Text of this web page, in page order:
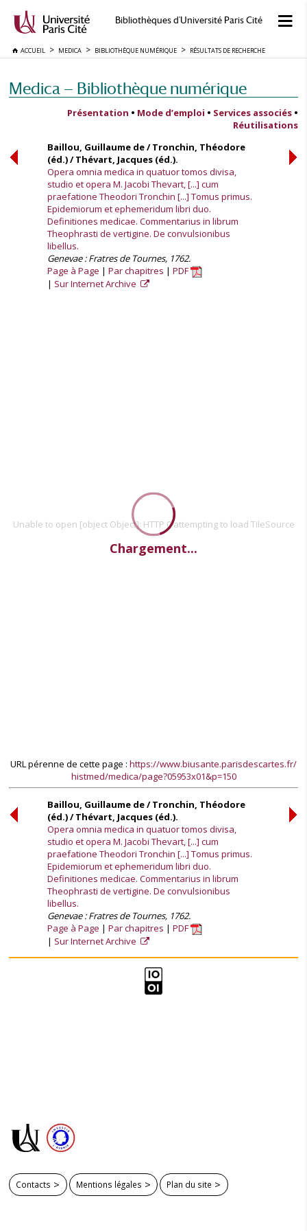
Bibliothèques d'Université Paris Cité
ACCUEIL MEDICA BIBLIOTHÈQUE NUMÉRIQUE RÉSULTATS DE RECHERCHE
Medica — Bibliothèque numérique
Présentation • Mode d’emploi • Services associés •
Réutilisations
Baillou, Guillaume de / Tronchin, Théodore
(éd.) / Thévart, Jacques (éd.).
Opera omnia medica in quatuor tomos divisa,
studio et opera M. Jacobi Thevart, [...] cum
praefatione Theodori Tronchin [...] Tomus primus.
Epidemiorum et ephemeridum libri duo.
Definitiones medicae. Commentarius in librum
Theophrasti de vertigine. De convulsionibus
libellus.
Genevae : Fratres de Tournes, 1762.
Page à Page
Par chapitres
PDF
Sur Internet Archive
Unable to open [object Object]: HTTP 0 attempting to load TileSource
Chargement...
URL pérenne de cette page : https://www.biusante.parisdescartes.fr/
histmed/medica/page?05953x01&p=150
Baillou, Guillaume de / Tronchin, Théodore
(éd.) / Thévart, Jacques (éd.).
Opera omnia medica in quatuor tomos divisa,
studio et opera M. Jacobi Thevart, [...] cum
praefatione Theodori Tronchin [...] Tomus primus.
Epidemiorum et ephemeridum libri duo.
Definitiones medicae. Commentarius in librum
Theophrasti de vertigine. De convulsionibus
libellus.
Genevae : Fratres de Tournes, 1762.
Page à Page
Par chapitres
PDF
Sur Internet Archive
Contacts Mentions légales Plan du site